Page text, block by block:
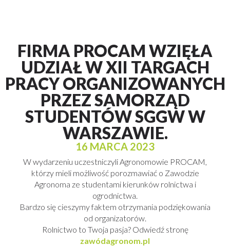
FIRMA PROCAM WZIĘŁA
UDZIAŁ W XII TARGACH
PRACY ORGANIZOWANYCH
PRZEZ SAMORZĄD
STUDENTÓW SGGW W
WARSZAWIE.
16 MARCA 2023
W wydarzeniu uczestniczyli Agronomowie PROCAM,
którzy mieli możliwość porozmawiać o Zawodzie
Agronoma ze studentami kierunków rolnictwa i
ogrodnictwa.
Bardzo się cieszymy faktem otrzymania podziękowania
od organizatorów.
Rolnictwo to Twoja pasja? Odwiedź stronę
zawódagronom.pl